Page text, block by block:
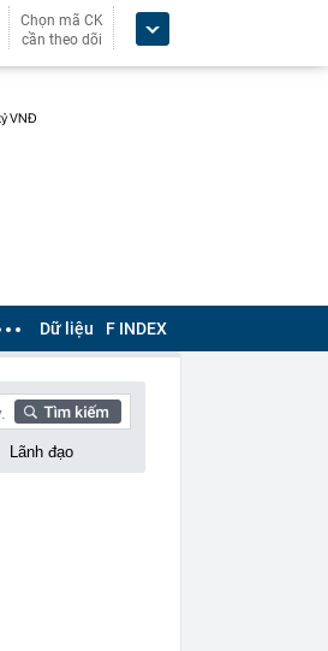
Chọn mã CK
cần theo dõi
Dữ liệu F INDEX
Lãnh đạo